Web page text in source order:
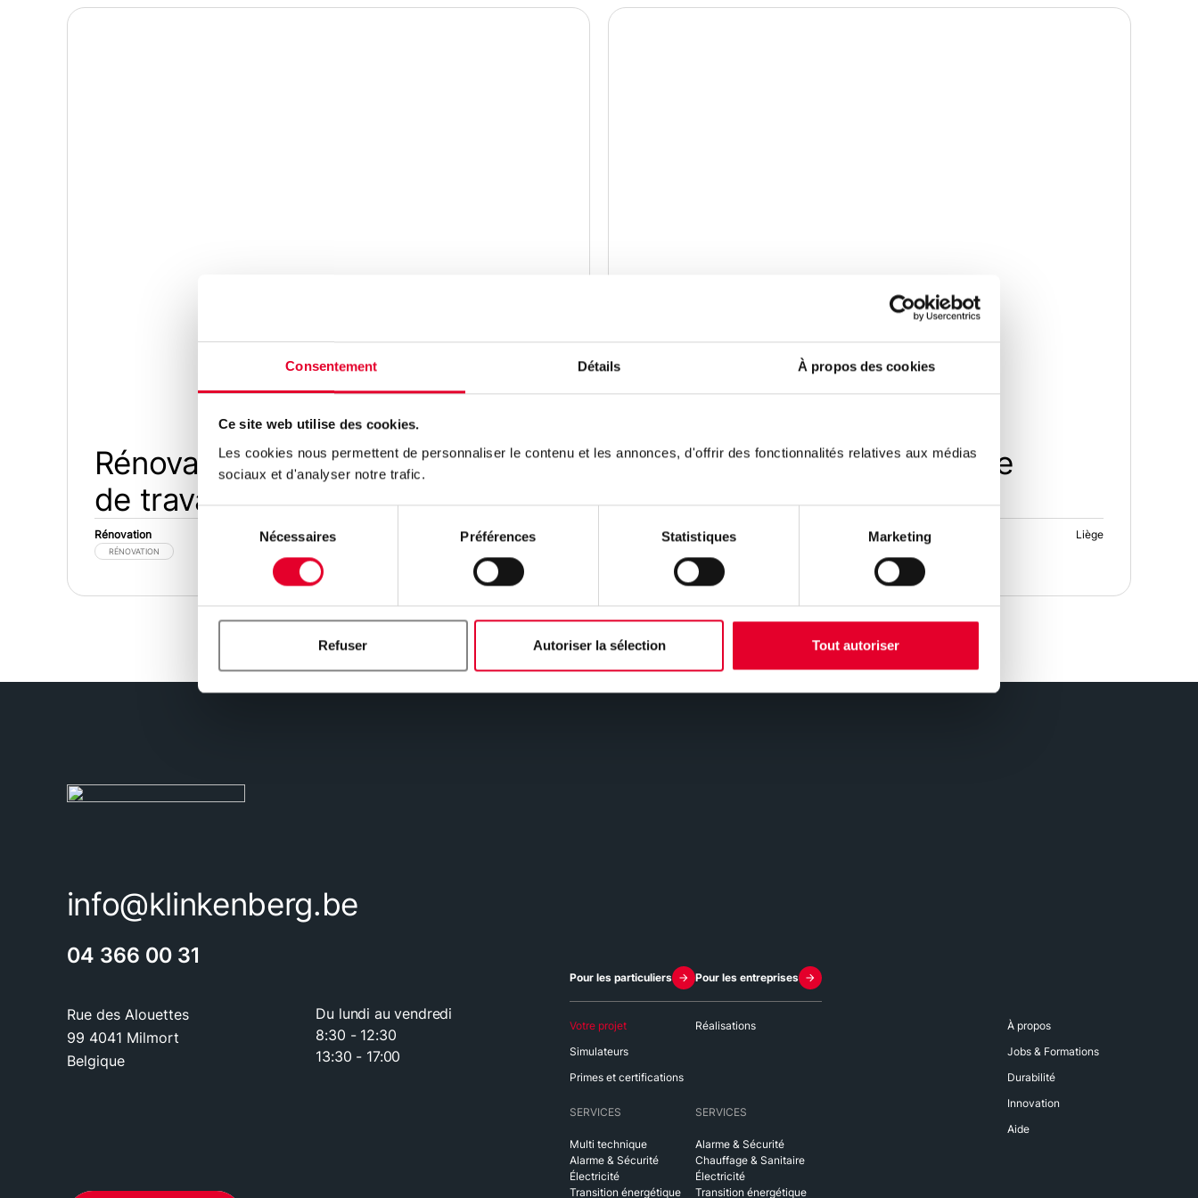
Consentement Détails À propos des cookies
Ce site web utilise des cookies.
Les cookies nous permettent de personnaliser le contenu et les annonces, d'offrir des fonctionnalités relatives aux médias
sociaux et d'analyser notre trafic.
Sélection
consentement
Nécessaires Préférences Statistiques Marketing
Refuser Autoriser la sélection Tout autoriser
Rénovation : notre méthode
de travail
Rénovation Embourg
RÉNOVATION
Lire
Nouvelle habitation : notre
méthode de travail
Nouvelle construction Liège
Lire
info@klinkenberg.be
04 366 00 31
Rue des Alouettes
99 4041 Milmort
Belgique
Du lundi au vendredi
8:30 - 12:30
13:30 - 17:00
Pour les particuliers
Votre projet
Simulateurs
Primes et certifications
SERVICES
Multi technique
Alarme & Sécurité
Électricité
Transition énergétique
Pour les entreprises
Réalisations
SERVICES
Alarme & Sécurité
Chauffage & Sanitaire
Électricité
Transition énergétique
À propos
Jobs & Formations
Durabilité
Innovation
Aide